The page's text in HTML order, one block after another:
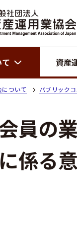
資産
について パブリック
会員の
係る